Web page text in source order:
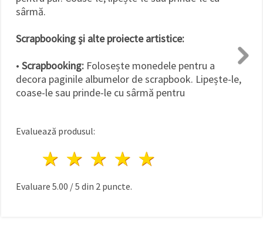
sârmă.
Scrapbooking și alte proiecte artistice:
• Scrapbooking: Folosește monedele pentru a
decora paginile albumelor de scrapbook. Lipește-le,
coase-le sau prinde-le cu sârmă pentru
Evaluează produsul:
4 stele
3 stele
2 stele
1 stea
Evaluare 5.00 /5 din 2 puncte.